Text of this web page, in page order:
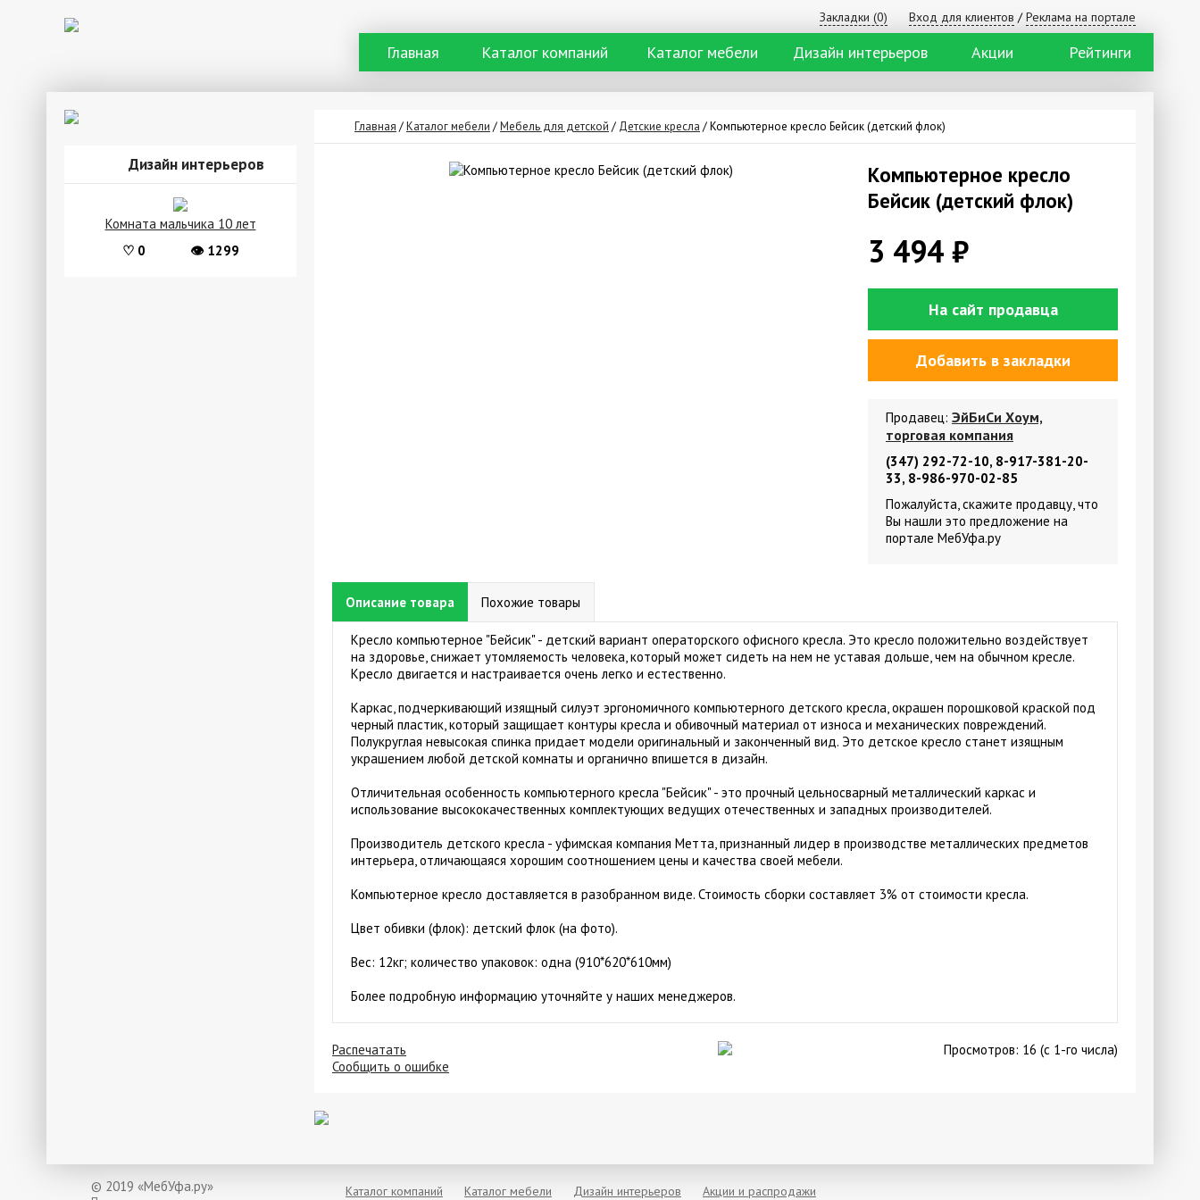
Закладки (0) Вход для клиентов /Реклама на портале
Главная Каталог компаний Каталог мебели Дизайн интерьеров Акции Рейтинги
Главная /Каталог мебели /Мебель для детской / Детские кресла /Компьютерное кресло Бейсик (детский флок)
Компьютерное кресло
Бейсик (детский флок)
3 494 ₽
На сайт продавца
Добавить в закладки
Продавец: ЭйБиСи Хоум,
торговая компания
(347) 292-72-10, 8-917-381-20-
33, 8-986-970-02-85
Пожалуйста, скажите продавцу, что
Вы нашли это предложение на
портале МебУфа.ру
Описание товара Похожие товары
Кресло компьютерное "Бейсик" - детский вариант операторского офисного кресла. Это кресло положительно воздействует
на здоровье, снижает утомляемость человека, который может сидеть на нем не уставая дольше, чем на обычном кресле.
Кресло двигается и настраивается очень легко и естественно.
Каркас, подчеркивающий изящный силуэт эргономичного компьютерного детского кресла, окрашен порошковой краской под
черный пластик, который защищает контуры кресла и обивочный материал от износа и механических повреждений.
Полукруглая невысокая спинка придает модели оригинальный и законченный вид. Это детское кресло станет изящным
украшением любой детской комнаты и органично впишется в дизайн.
Отличительная особенность компьютерного кресла "Бейсик" - это прочный цельносварный металлический каркас и
использование высококачественных комплектующих ведущих отечественных и западных производителей.
Производитель детского кресла - уфимская компания Метта, признанный лидер в производстве металлических предметов
интерьера, отличающаяся хорошим соотношением цены и качества своей мебели.
Компьютерное кресло доставляется в разобранном виде. Стоимость сборки составляет 3% от стоимости кресла.
Цвет обивки (флок): детский флок (на фото).
Вес: 12кг; количество упаковок: одна (910*620*610мм)
Более подробную информацию уточняйте у наших менеджеров.
Распечатать
Сообщить о ошибке
Просмотров: 16 (с 1-го числа)
Дизайн интерьеров
Комната мальчика 10 лет
♡ 0
👁 1299
© 2019 «МебУфа.ру» Каталог компаний Каталог мебели Дизайн интерьеров Акции и распродажи